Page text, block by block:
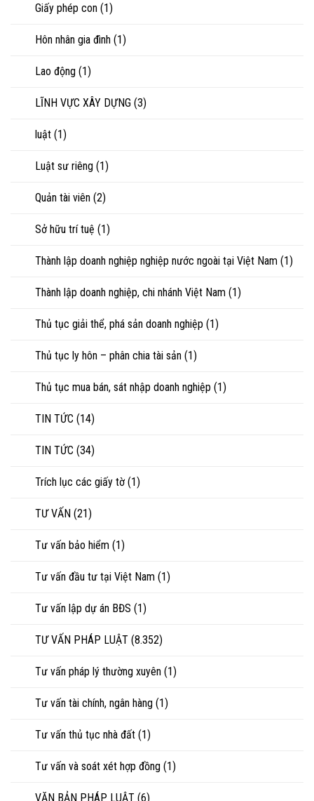
Giấy phép con (1)
Hôn nhân gia đình (1)
Lao động (1)
LĨNH VỰC XÂY DỰNG (3)
luật (1)
Luật sư riêng (1)
Quản tài viên (2)
Sở hữu trí tuệ (1)
Thành lập doanh nghiệp nghiệp nước ngoài tại Việt Nam (1)
Thành lập doanh nghiệp, chi nhánh Việt Nam (1)
Thủ tục giải thể, phá sản doanh nghiệp (1)
Thủ tục ly hôn – phân chia tài sản (1)
Thủ tục mua bán, sát nhập doanh nghiệp (1)
TIN TỨC (14)
TIN TỨC (34)
Trích lục các giấy tờ (1)
TƯ VẤN (21)
Tư vấn bảo hiểm (1)
Tư vấn đầu tư tại Việt Nam (1)
Tư vấn lập dự án BĐS (1)
TƯ VẤN PHÁP LUẬT (8.352)
Tư vấn pháp lý thường xuyên (1)
Tư vấn tài chính, ngân hàng (1)
Tư vấn thủ tục nhà đất (1)
Tư vấn và soát xét hợp đồng (1)
VĂN BẢN PHÁP LUẬT (6)